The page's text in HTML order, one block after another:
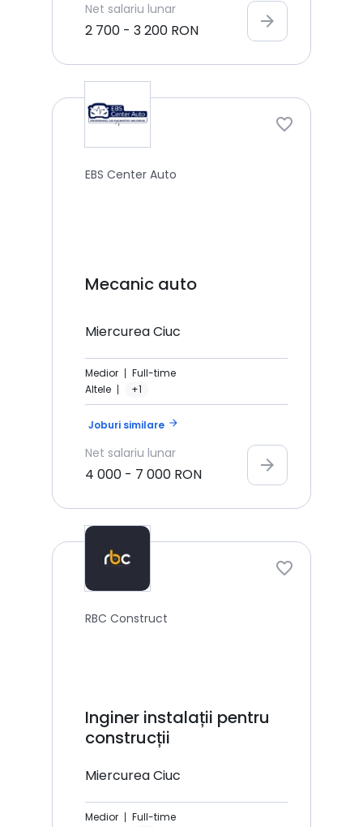
Net salariu lunar
2 700 - 3 200 RON arrow_forward
EBS Center Auto
Mecanic auto
Miercurea Ciuc
Medior
Full-time
Altele
+1
Joburi similare arrow_forward
Net salariu lunar
4 000 - 7 000 RON arrow_forward
RBC Construct
Inginer instalații pentru
construcții
Miercurea Ciuc
Medior
Full-time